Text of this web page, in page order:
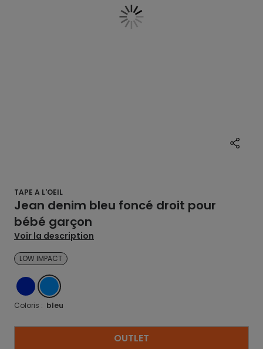
TAPE A L'OEIL
Jean denim bleu foncé droit pour
bébé garçon
Voir la description
LOW IMPACT
DENIMBLEU
Coloris : bleu
OUTLET